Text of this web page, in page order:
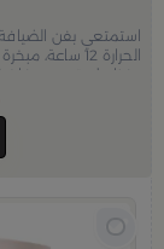
استمتعي بفن
الحرارة 12
وفناجيل بتصميم